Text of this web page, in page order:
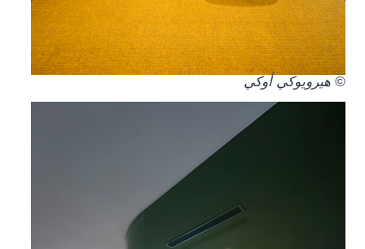
© هيرويوكي أوكي